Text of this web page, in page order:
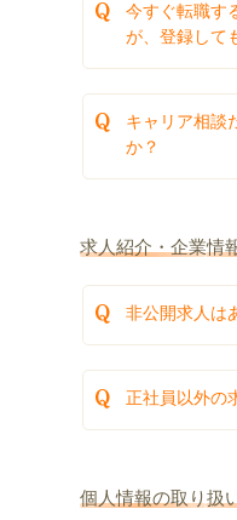
今すぐ転職す
が、登録して
キャリア相談
か？
求人紹介・企業情
非公開求人は
正社員以外の
個人情報の取り扱